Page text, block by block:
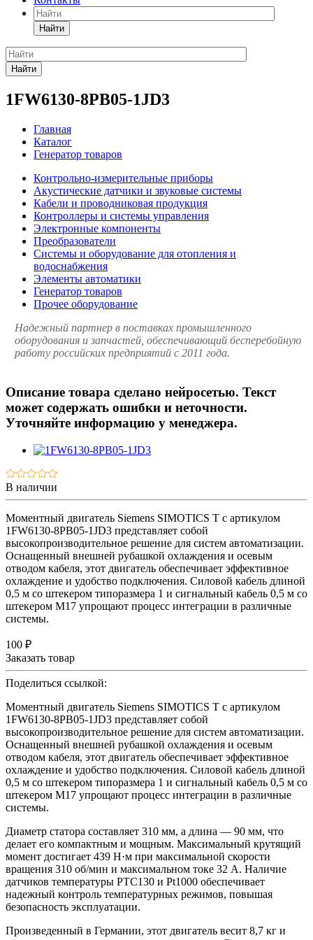
Найти
Найти
1FW6130-8PB05-1JD3
Главная
Каталог
Генератор товаров
Контрольно-измерительные приборы
Акустические датчики и звуковые системы
Кабели и проводниковая продукция
Контроллеры и системы управления
Электронные компоненты
Преобразователи
Системы и оборудование для отопления и
водоснабжения
Элементы автоматики
Генератор товаров
Прочее оборудование
Надежный партнер в поставках промышленного
оборудования и запчастей, обеспечивающий бесперебойную
работу российских предприятий с 2011 года.
Описание товара сделано нейросетью. Текст
может содержать ошибки и неточности.
Уточняйте информацию у менеджера.
В наличии
Моментный двигатель Siemens SIMOTICS T с артикулом
1FW6130-8PB05-1JD3 представляет собой
высокопроизводительное решение для систем автоматизации.
Оснащенный внешней рубашкой охлаждения и осевым
отводом кабеля, этот двигатель обеспечивает эффективное
охлаждение и удобство подключения. Силовой кабель длиной
0,5 м со штекером типоразмера 1 и сигнальный кабель 0,5 м со
штекером M17 упрощают процесс интеграции в различные
системы.
100 ₽
Заказать товар
Поделиться ссылкой:
Моментный двигатель Siemens SIMOTICS T с артикулом
1FW6130-8PB05-1JD3 представляет собой
высокопроизводительное решение для систем автоматизации.
Оснащенный внешней рубашкой охлаждения и осевым
отводом кабеля, этот двигатель обеспечивает эффективное
охлаждение и удобство подключения. Силовой кабель длиной
0,5 м со штекером типоразмера 1 и сигнальный кабель 0,5 м со
штекером M17 упрощают процесс интеграции в различные
системы.
Диаметр статора составляет 310 мм, а длина — 90 мм, что
делает его компактным и мощным. Максимальный крутящий
момент достигает 439 Н·м при максимальной скорости
вращения 310 об/мин и максимальном токе 32 А. Наличие
датчиков температуры PTC130 и Pt1000 обеспечивает
надежный контроль температурных режимов, повышая
безопасность эксплуатации.
Произведенный в Германии, этот двигатель весит 8,7 кг и